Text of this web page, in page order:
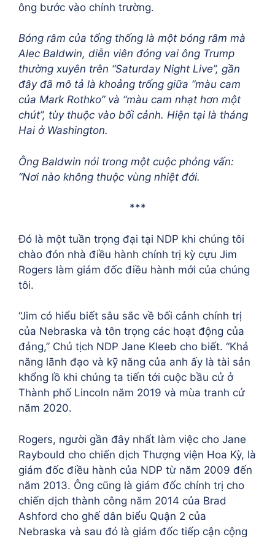
ông bước vào chính trường.
Bóng râm của tổng thống là một bóng râm mà
Alec Baldwin, diễn viên đóng vai ông Trump
thường xuyên trên “Saturday Night Live”, gần
đây đã mô tả là khoảng trống giữa “màu cam
của Mark Rothko” và “màu cam nhạt hơn một
chút”, tùy thuộc vào bối cảnh. Hiện tại là tháng
Hai ở Washington.
Ông Baldwin nói trong một cuộc phỏng vấn:
“Nơi nào không thuộc vùng nhiệt đới.
***
Đó là một tuần trọng đại tại NDP khi chúng tôi
chào đón nhà điều hành chính trị kỳ cựu Jim
Rogers làm giám đốc điều hành mới của chúng
tôi.
“Jim có hiểu biết sâu sắc về bối cảnh chính trị
của Nebraska và tôn trọng các hoạt động của
đảng,” Chủ tịch NDP Jane Kleeb cho biết. “Khả
năng lãnh đạo và kỹ năng của anh ấy là tài sản
khổng lồ khi chúng ta tiến tới cuộc bầu cử ở
Thành phố Lincoln năm 2019 và mùa tranh cử
năm 2020.
Rogers, người gần đây nhất làm việc cho Jane
Raybould cho chiến dịch Thượng viện Hoa Kỳ, là
giám đốc điều hành của NDP từ năm 2009 đến
năm 2013. Ông cũng là giám đốc chính trị cho
chiến dịch thành công năm 2014 của Brad
Ashford cho ghế dân biểu Quận 2 của
Nebraska và sau đó là giám đốc tiếp cận cộng